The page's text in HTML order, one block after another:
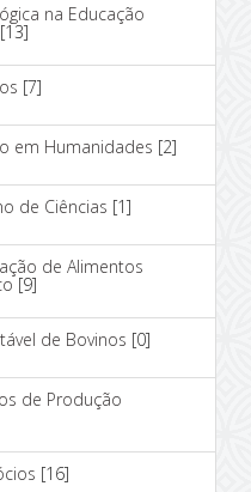
na Educação
[7]
em Humanidades [2]
de Ciências [1]
de Alimentos
[9]
de Bovinos [0]
de Produção
[16]